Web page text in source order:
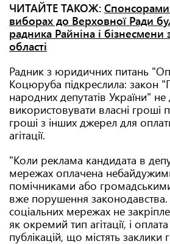
ЧИТАЙТЕ ТАКОЖ: Спонсорами
виборах до Верховної Ради
радника Райніна і бізнесмени
області
Радник з юридичних питань
Коцюруба підкреслила: закон
народних депутатів України"
використовувати власні гроші
гроші з інших джерел для
агітації.
"Коли реклама кандидата в
мережах оплачена
помічниками або
вже порушення законодавства.
соціальних мережах не
як окремий тип агітації, і
публікацій, що містять заклики